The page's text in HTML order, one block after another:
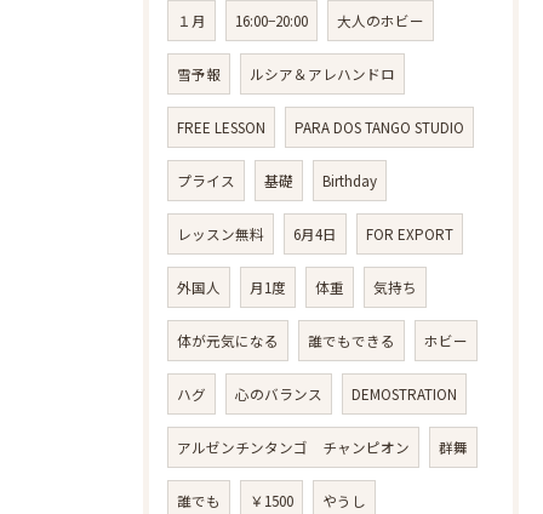
１月 16:00−20:00 大人のホビー
雪予報 ルシア＆アレハンドロ
FREE LESSON PARA DOS TANGO STUDIO
プライス 基礎 Birthday
レッスン無料 6月4日 FOR EXPORT
外国人 月1度 体重 気持ち
体が元気になる 誰でもできる ホビー
ハグ 心のバランス DEMOSTRATION
アルゼンチンタンゴ チャンピオン 群舞
誰でも ￥1500 やうし